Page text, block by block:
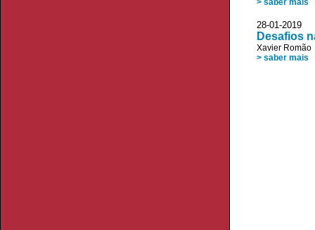
> saber mais
28-01-
Desafios
Xavier Romão
> saber mais